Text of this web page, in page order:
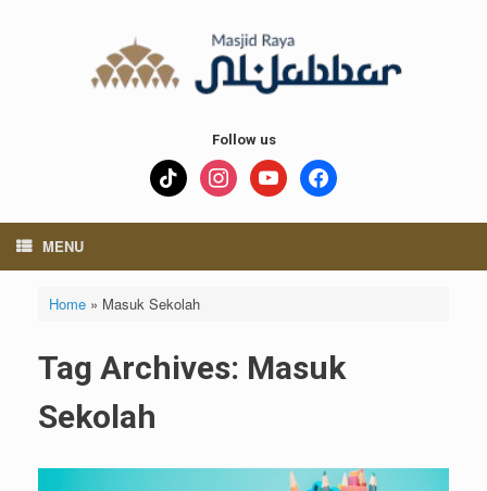
Follow us
tiktok instagramyoutube facebook
MENU
Home» Masuk Sekolah
Tag Archives: Masuk
Sekolah